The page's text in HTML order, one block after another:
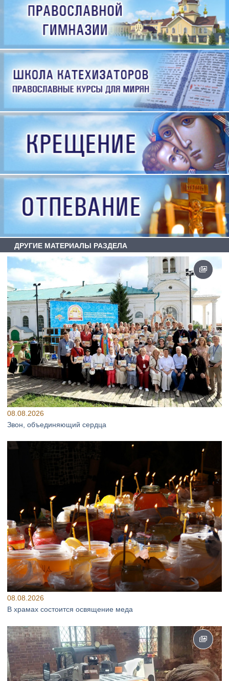
ДРУГИЕ МАТЕРИАЛЫ РАЗДЕЛА
08.08.2026
Звон, объединяющий сердца
08.08.2026
В храмах состоится освящение меда